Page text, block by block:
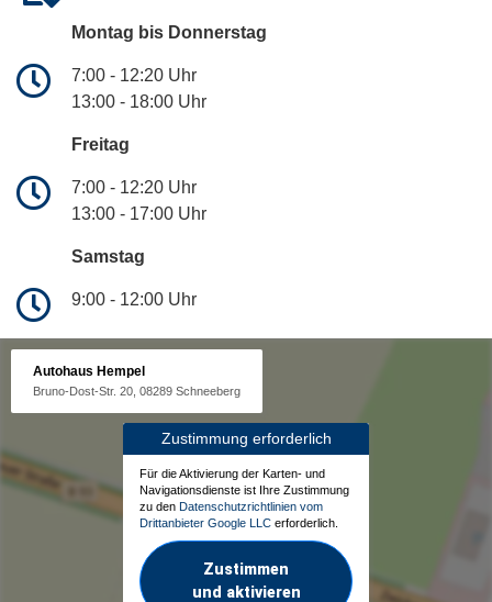
Montag bis Donnerstag
7:00 - 12:20 Uhr
13:00 - 18:00 Uhr
Freitag
7:00 - 12:20 Uhr
13:00 - 17:00 Uhr
Samstag
9:00 - 12:00 Uhr
Autohaus Hempel
Bruno-Dost-Str. 20, 08289 Schneeberg
Zustimmung erforderlich
Für die Aktivierung der Karten- und
Navigationsdienste ist Ihre Zustimmung
zu den Datenschutzrichtlinien vom
Drittanbieter Google LLC erforderlich.
Zustimmen
und aktivieren